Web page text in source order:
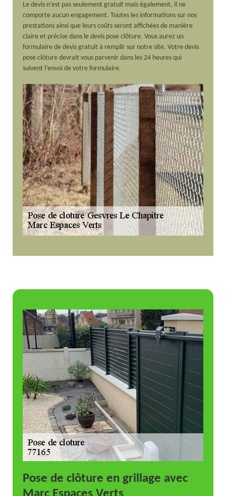
Le devis n’est pas seulement gratuit mais également, il ne
comporte aucun engagement. Toutes les informations sur nos
prestations ainsi que leurs coûts seront affichées de manière
claire et précise dans le devis pose clôture. Vous aurez un
formulaire de devis gratuit à remplir sur notre site. Votre devis
pose clôture devrait vous parvenir dans les 24 heures qui
suivent l’envoi de votre formulaire.
Pose de clôture en grillage avec